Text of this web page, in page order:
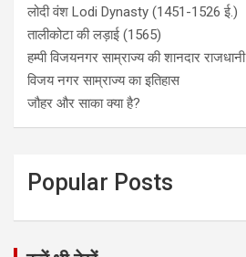
लोदी वंश Lodi Dynasty (1451-1526 ई.)
तालीकोटा की लड़ाई (1565)
हम्पी विजयनगर साम्राज्य की शानदार राजधानी
विजय नगर साम्राज्य का इतिहास
जौहर और साका क्या है?
Popular Posts